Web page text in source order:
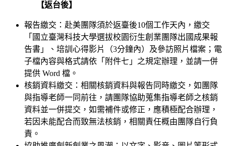
【返台後】
報告繳交：赴美團隊須於返臺後10個工作天內，繳交
「國立臺灣科技大學選拔校園衍生創業團隊出國成果報
告書」、培訓心得影片（3分鐘內）及參訪照片檔案；電
子檔內容與格式請依「附件七」之規定辦理，並請一併
提供 Word 檔。
核銷資料繳交：相關核銷資料與報告同時繳交，如團隊
與指導老師一同前往，請團隊協助蒐集指導老師之核銷
資料並一併提交，如需補件或修正，應積極配合辦理，
若因未能配合而致無法核銷，相關責任概由團隊自行負
責。